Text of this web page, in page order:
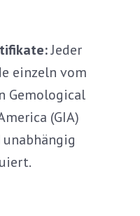
Jeder
einzeln vom
Gemological
(GIA)